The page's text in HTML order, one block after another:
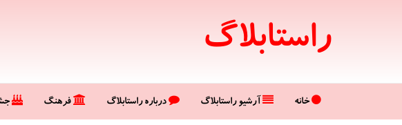
راستابلاگ
خانه آرشیو راستابلاگ درباره راستابلاگ فرهنگ